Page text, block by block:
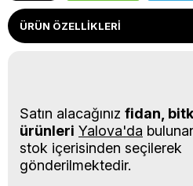
ÜRÜN ÖZELLIKLERI
Satın alacağınız fidan,
ürünleri Yalova'da
stok içerisinden seçilerek